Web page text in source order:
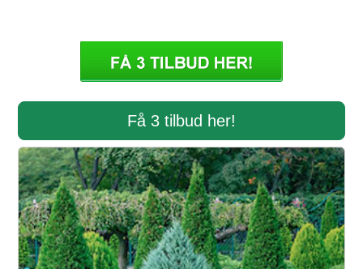
Få 3 tilbud her!